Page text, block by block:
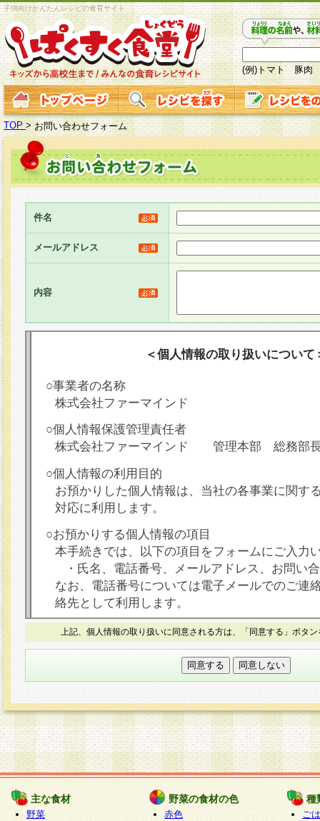
子供向けかんたんレシピの食育サイト
(例)トマト 豚肉
TOP > お問い合わせフォーム
件名
メールアドレス
内容
＜個人情報の取り扱いについて
○事業者の名称
株式会社ファーマインド
○個人情報保護管理責任者
株式会社ファーマインド 管理本部 総務部
○個人情報の利用目的
お預かりした個人情報は、当社の各事業に関す
対応に利用します。
○お預かりする個人情報の項目
本手続きでは、以下の項目をフォームにご入力
・氏名、電話番号、メールアドレス、お問い
なお、電話番号については電子メールでのご連
絡先として利用します。
○本人が容易に認識できない方法による個人情報
本フォームでは、セッション管理のためCookie
○個人情報の第三者提供について
力いただく個人情報は第三者に提供しません。
○個人情報の委託について
個人情報の取り扱いを外部に委託する場合は、
情報管理基準を満たす企業を選定して委託を行
が行われるよう監督します。
○開示対象個人情報の開示等および問い合わせ窓口
上記、個人情報の取り扱いに同意される方は、「同意する」ボタ
主な食材
野菜
野菜の食材の色
赤色
種
ご